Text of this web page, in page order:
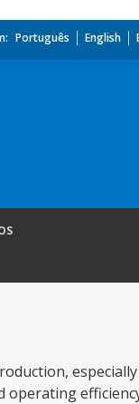
Português English
operating